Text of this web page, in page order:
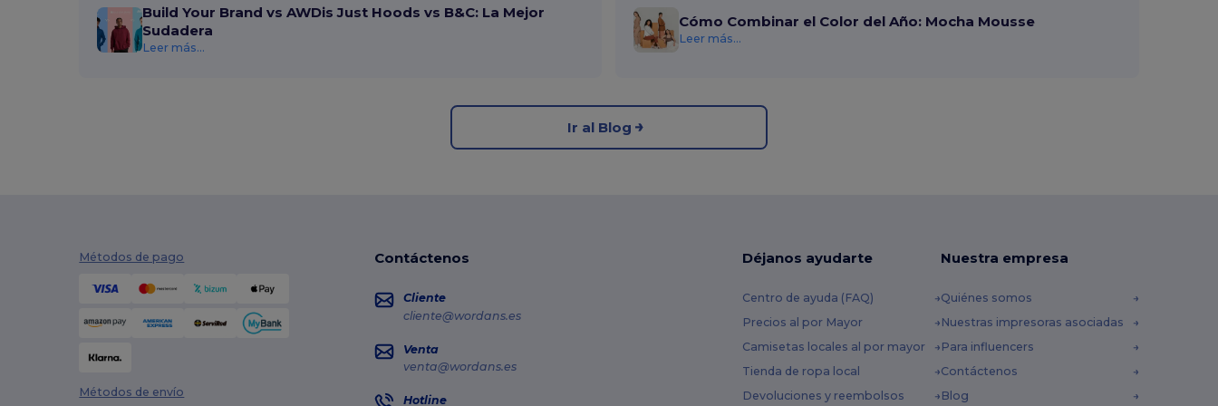
Build Your Brand vs AWDis Just Hoods vs B&C: La Mejor
Sudadera
Leer más...
Cómo Combinar el Color del Año: Mocha Mousse
Leer más...
Ir al Blog
Métodos de pago
Métodos de envío
Contáctenos
Cliente
cliente@wordans.es
Venta
venta@wordans.es
Hotline
Déjanos ayudarte
Centro de ayuda (FAQ)
Precios al por Mayor
Camisetas locales al por mayor
Tienda de ropa local
Devoluciones y reembolsos
Nuestra empresa
Quiénes somos
Nuestras impresoras asociadas
Para influencers
Contáctenos
Blog